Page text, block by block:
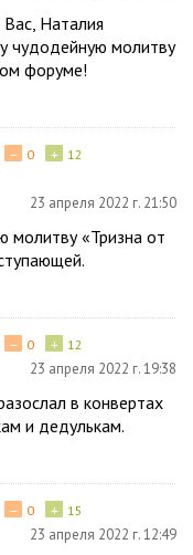
Наталия
чудодейную молитву
форуме!
+ 12
− 0
23 апреля 2022 г. 21:50
молитву «Тризна от
+ 12
− 0
23 апреля 2022 г. 19:38
в конвертах
и дедулькам.
+ 15
− 0
23 апреля 2022 г. 12:49